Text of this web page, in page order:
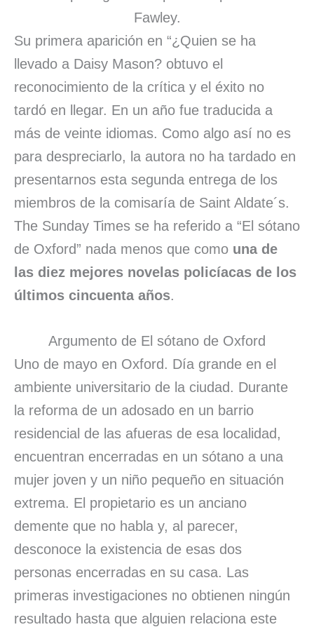
Fawley.
Su primera aparición en “¿Quien se ha
llevado a Daisy Mason? obtuvo el
reconocimiento de la crítica y el éxito no
tardó en llegar. En un año fue traducida a
más de veinte idiomas. Como algo así no es
para despreciarlo, la autora no ha tardado en
presentarnos esta segunda entrega de los
miembros de la comisaría de Saint Aldate´s.
The Sunday Times se ha referido a “El sótano
de Oxford” nada menos que como una de
las diez mejores novelas policíacas de los
últimos cincuenta años.
Argumento de El sótano de Oxford
Uno de mayo en Oxford. Día grande en el
ambiente universitario de la ciudad. Durante
la reforma de un adosado en un barrio
residencial de las afueras de esa localidad,
encuentran encerradas en un sótano a una
mujer joven y un niño pequeño en situación
extrema. El propietario es un anciano
demente que no habla y, al parecer,
desconoce la existencia de esas dos
personas encerradas en su casa. Las
primeras investigaciones no obtienen ningún
resultado hasta que alguien relaciona este